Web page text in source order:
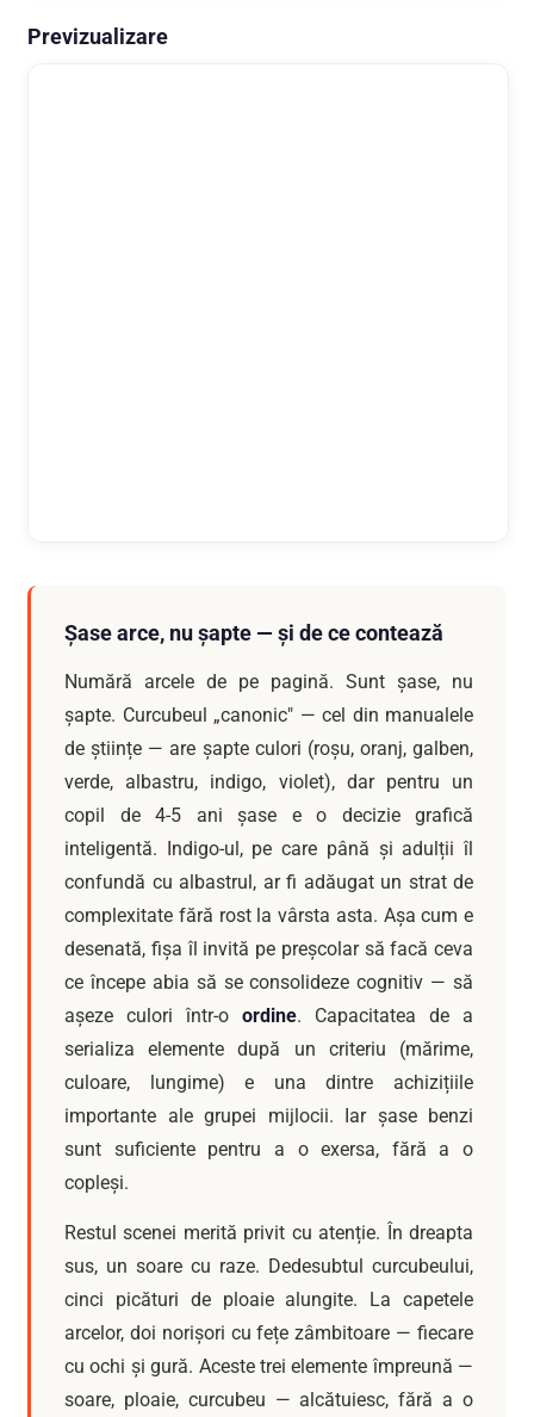
Previzualizare
Șase arce, nu șapte — și de ce contează
Numără arcele de pe pagină. Sunt șase, nu
șapte. Curcubeul „canonic" — cel din manualele
de științe — are șapte culori (roșu, oranj, galben,
verde, albastru, indigo, violet), dar pentru un
copil de 4-5 ani șase e o decizie grafică
inteligentă. Indigo-ul, pe care până și adulții îl
confundă cu albastrul, ar fi adăugat un strat de
complexitate fără rost la vârsta asta. Așa cum e
desenată, fișa îl invită pe preșcolar să facă ceva
ce începe abia să se consolideze cognitiv — să
așeze culori într-o ordine. Capacitatea de a
serializa elemente după un criteriu (mărime,
culoare, lungime) e una dintre achizițiile
importante ale grupei mijlocii. Iar șase benzi
sunt suficiente pentru a o exersa, fără a o
copleși.
Restul scenei merită privit cu atenție. În dreapta
sus, un soare cu raze. Dedesubtul curcubeului,
cinci picături de ploaie alungite. La capetele
arcelor, doi norișori cu fețe zâmbitoare — fiecare
cu ochi și gură. Aceste trei elemente împreună —
soare, ploaie, curcubeu — alcătuiesc, fără a o